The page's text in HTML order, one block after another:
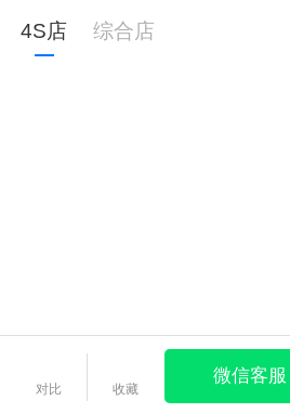
4S店 综合店
对比 收藏
微信客服